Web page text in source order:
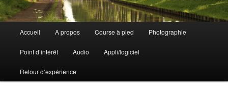
principal
Accueil A propos Course à pied Photographie
Point d’intérêt Audio Appli/logiciel
Retour d’expérience